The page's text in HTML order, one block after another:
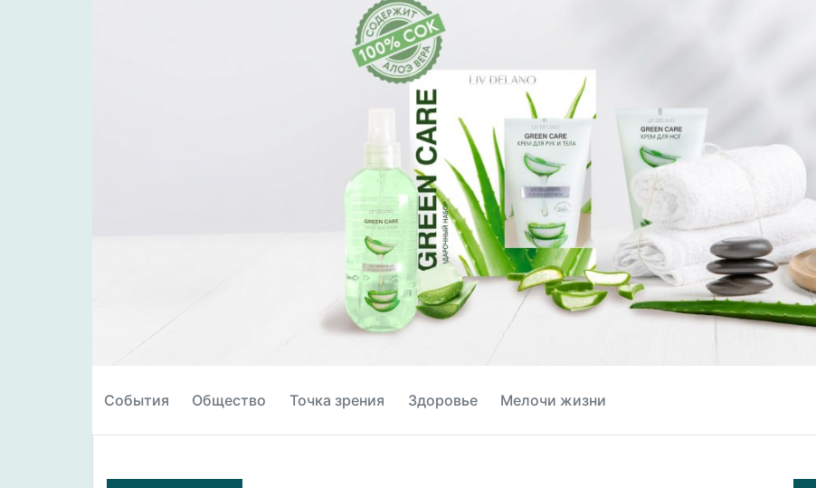
События Общество Точка зрения Здоровье Мелочи жизни